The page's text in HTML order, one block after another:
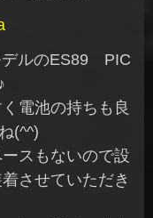
デルのES89 PIC
電池の持ちも良
(^^)
スもないので設
させていただき